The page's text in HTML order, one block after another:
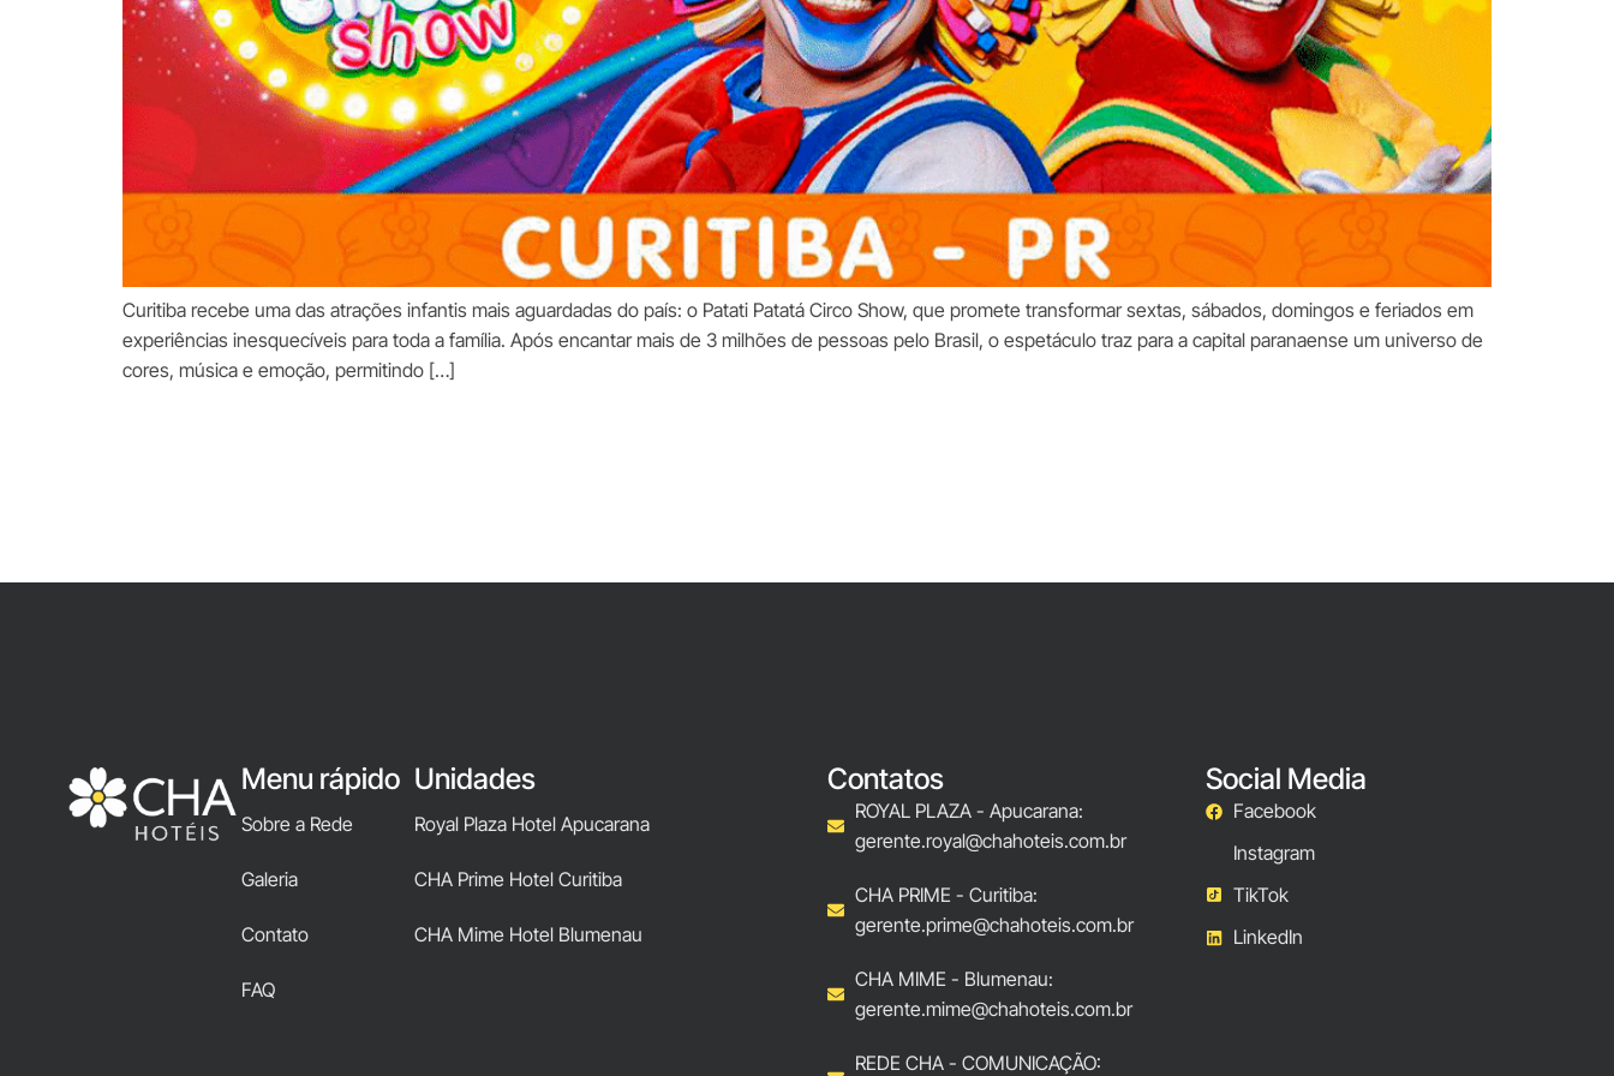
Curitiba recebe uma das atrações infantis mais aguardadas do país: o Patati Patatá Circo Show, que promete transformar sextas, sábados, domingos e feriados em
experiências inesquecíveis para toda a família. Após encantar mais de 3 milhões de pessoas pelo Brasil, o espetáculo traz para a capital paranaense um universo de
cores, música e emoção, permitindo […]
Menu rápido
Sobre a Rede
Galeria
Contato
FAQ
Unidades
Royal Plaza Hotel Apucarana
CHA Prime Hotel Curitiba
CHA Mime Hotel Blumenau
Contatos
ROYAL PLAZA - Apucarana:
gerente.royal@chahoteis.com.br
CHA PRIME - Curitiba:
gerente.prime@chahoteis.com.br
CHA MIME - Blumenau:
gerente.mime@chahoteis.com.br
REDE CHA - COMUNICAÇÃO:
Social Media
Facebook
Instagram
TikTok
LinkedIn